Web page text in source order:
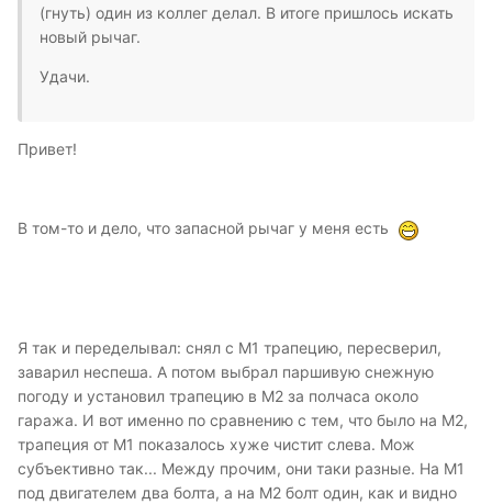
(гнуть) один из коллег делал. В итоге пришлось искать
новый рычаг.
Удачи.
Привет!
В том-то и дело, что запасной рычаг у меня есть
Я так и переделывал: снял с М1 трапецию, пересверил,
заварил неспеша. А потом выбрал паршивую снежную
погоду и установил трапецию в М2 за полчаса около
гаража. И вот именно по сравнению с тем, что было на М2,
трапеция от М1 показалось хуже чистит слева. Мож
субъективно так... Между прочим, они таки разные. На М1
под двигателем два болта, а на М2 болт один, как и видно